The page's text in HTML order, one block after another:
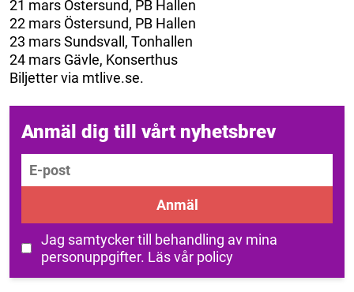
21 mars Östersund, PB Hallen
22 mars Östersund, PB Hallen
23 mars Sundsvall, Tonhallen
24 mars Gävle, Konserthus
Biljetter via mtlive.se.
Anmäl dig till vårt nyhetsbrev
E-post
Anmäl
Jag samtycker till behandling av mina
personuppgifter. Läs vår policy